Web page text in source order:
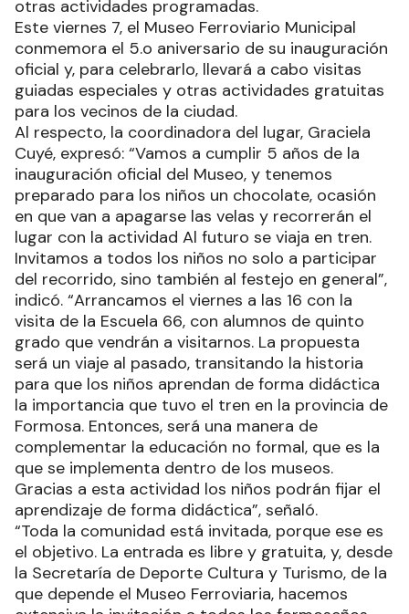
otras actividades programadas.
Este viernes 7, el Museo Ferroviario Municipal
conmemora el 5.o aniversario de su inauguración
oficial y, para celebrarlo, llevará a cabo visitas
guiadas especiales y otras actividades gratuitas
para los vecinos de la ciudad.
Al respecto, la coordinadora del lugar, Graciela
Cuyé, expresó: “Vamos a cumplir 5 años de la
inauguración oficial del Museo, y tenemos
preparado para los niños un chocolate, ocasión
en que van a apagarse las velas y recorrerán el
lugar con la actividad Al futuro se viaja en tren.
Invitamos a todos los niños no solo a participar
del recorrido, sino también al festejo en general”,
indicó. “Arrancamos el viernes a las 16 con la
visita de la Escuela 66, con alumnos de quinto
grado que vendrán a visitarnos. La propuesta
será un viaje al pasado, transitando la historia
para que los niños aprendan de forma didáctica
la importancia que tuvo el tren en la provincia de
Formosa. Entonces, será una manera de
complementar la educación no formal, que es la
que se implementa dentro de los museos.
Gracias a esta actividad los niños podrán fijar el
aprendizaje de forma didáctica”, señaló.
“Toda la comunidad está invitada, porque ese es
el objetivo. La entrada es libre y gratuita, y, desde
la Secretaría de Deporte Cultura y Turismo, de la
que depende el Museo Ferroviaria, hacemos